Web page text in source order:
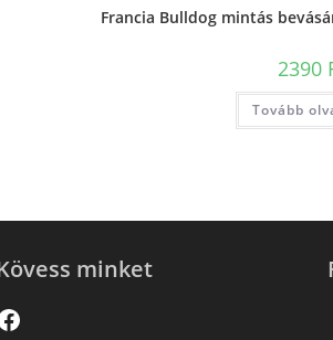
Francia Bulldog mintás
2390
Tovább
minket